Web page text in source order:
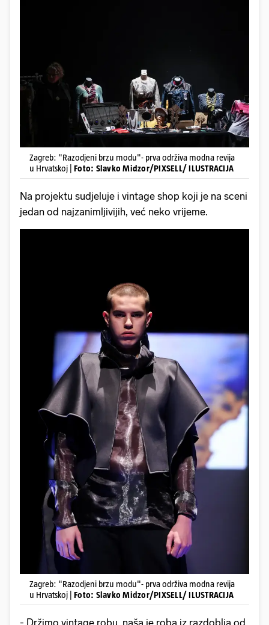
Zagreb: "Razodjeni brzu modu"- prva održiva modna revija
u Hrvatskoj | Foto: Slavko Midzor/PIXSELL/ ILUSTRACIJA
Na projektu sudjeluje i vintage shop koji je na sceni
jedan od najzanimljivijih, već neko vrijeme.
Zagreb: "Razodjeni brzu modu"- prva održiva modna revija
u Hrvatskoj | Foto: Slavko Midzor/PIXSELL/ ILUSTRACIJA